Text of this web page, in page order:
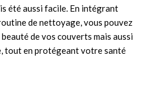
été aussi facile. En intégrant
de nettoyage, vous pouvez
de vos couverts mais aussi
tout en protégeant votre santé